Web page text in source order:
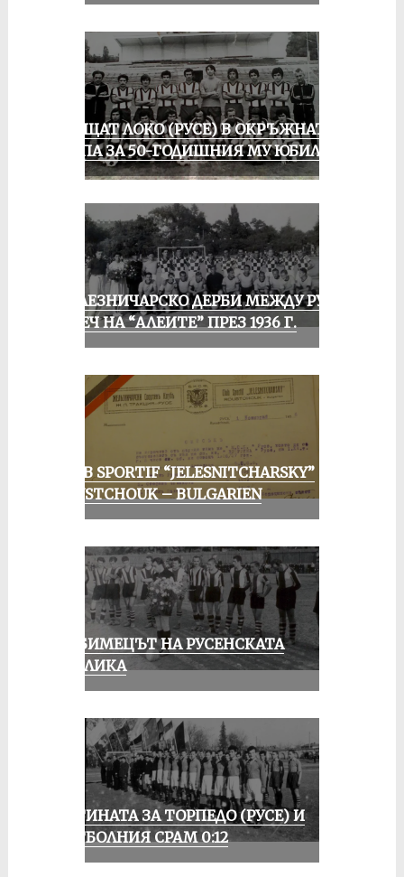
ПРАЩАТ ЛОКО (РУСЕ) В ОКРЪЖНАТА
ГРУПА ЗА 50-ГОДИШНИЯ МУ ЮБИЛЕЙ
ЖЕЛЕЗНИЧАРСКО ДЕРБИ МЕЖДУ РУСЕ
И ПЕЧ НА “АЛЕИТЕ” ПРЕЗ 1936 Г.
CLUB SPORTIF “JELESNITCHARSKY”
ROUSTCHOUK – BULGARIEN
ЛЮБИМЕЦЪТ НА РУСЕНСКАТА
ПУБЛИКА
ИСТИНАТА ЗА ТОРПЕДО (РУСЕ) И
ФУТБОЛНИЯ СРАМ 0:12